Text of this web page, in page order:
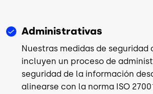
Administrativas
Nuestras medidas de
incluyen un proceso de
seguridad de la información
alinearse con la norma ISO